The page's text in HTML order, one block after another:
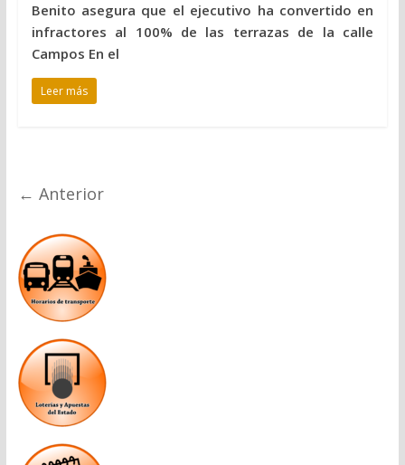
Benito asegura que el ejecutivo ha convertido en
infractores al 100% de las terrazas de la calle
Campos En el
Leer más
← Anterior